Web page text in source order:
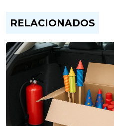
RELACIONADOS